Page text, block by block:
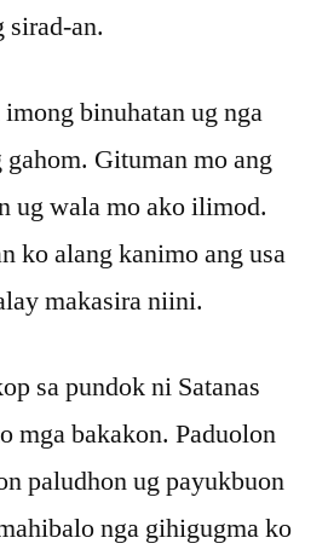
sirad-an.
binuhatan ug nga
Gituman mo ang
ug wala mo ako ilimod.
ko alang kanimo ang usa
makasira niini.
sa pundok ni Satanas
mga bakakon. Paduolon
paludhon ug payukbuon
nga gihigugma ko